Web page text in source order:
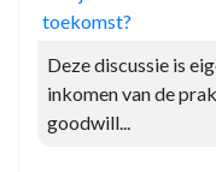
toekomst?
Deze discussie is
inkomen van de
goodwill...